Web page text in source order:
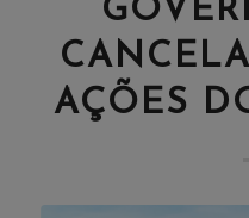
AÇÕES